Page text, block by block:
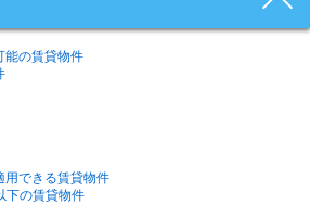
能の賃貸物件
用できる賃貸物件
下の賃貸物件